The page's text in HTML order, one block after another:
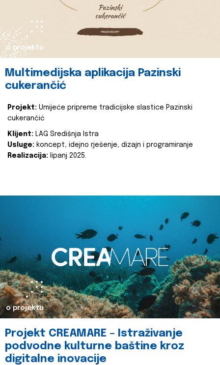
o projektu
Multimedijska aplikacija Pazinski
cukerančić
Projekt: Umijeće pripreme tradicijske slastice Pazinski
cukerančić
Klijent: LAG Središnja Istra
Usluge: koncept, idejno rješenje, dizajn i programiranje
Realizacija: lipanj 2025.
o projektu
Projekt CREAMARE – Istraživanje
podvodne kulturne baštine kroz
digitalne inovacije